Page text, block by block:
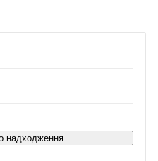
надходження